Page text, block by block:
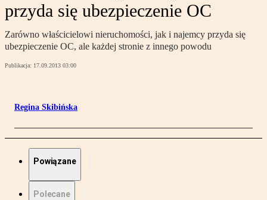
przyda się ubezpieczenie OC
Zarówno właścicielowi nieruchomości, jak i najemcy przyda się
ubezpieczenie OC, ale każdej stronie z innego powodu
Publikacja: 17.09.2013 03:00
Regina Skibińska
Powiązane
Polecane